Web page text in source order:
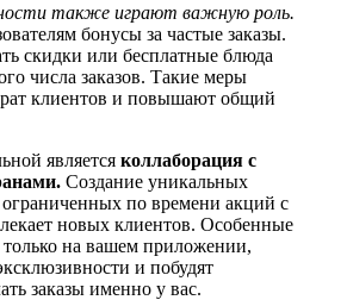
также играют важную роль.
бонусы за частые заказы.
скидки или бесплатные блюда
числа заказов. Такие меры
клиентов и повышают общий
является коллаборация с
Создание уникальных
по времени акций с
новых клиентов. Особенные
на вашем приложении,
и побудят
заказы именно у вас.